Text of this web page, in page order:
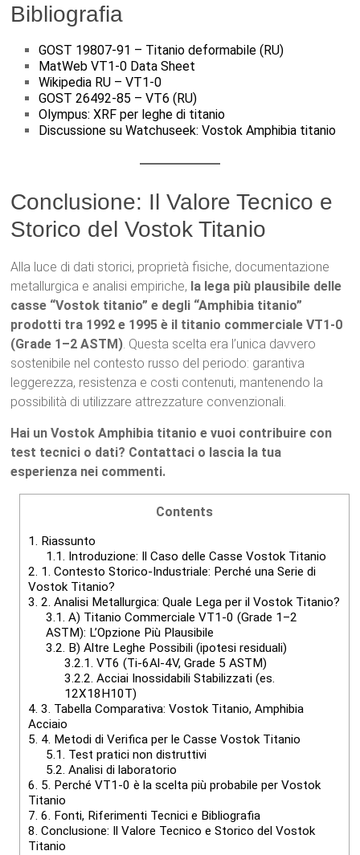
Bibliografia
GOST 19807-91 – Titanio deformabile (RU)
MatWeb VT1-0 Data Sheet
Wikipedia RU – VT1-0
GOST 26492-85 – VT6 (RU)
Olympus: XRF per leghe di titanio
Discussione su Watchuseek: Vostok Amphibia titanio
Conclusione: Il Valore Tecnico e
Storico del Vostok Titanio
Alla luce di dati storici, proprietà fisiche, documentazione
metallurgica e analisi empiriche, la lega più plausibile delle
casse “Vostok titanio” e degli “Amphibia titanio”
prodotti tra 1992 e 1995 è il titanio commerciale VT1-0
(Grade 1–2 ASTM). Questa scelta era l’unica davvero
sostenibile nel contesto russo del periodo: garantiva
leggerezza, resistenza e costi contenuti, mantenendo la
possibilità di utilizzare attrezzature convenzionali.
Hai un Vostok Amphibia titanio e vuoi contribuire con
test tecnici o dati? Contattaci o lascia la tua
esperienza nei commenti.
Contents
1. Riassunto
1.1. Introduzione: Il Caso delle Casse Vostok Titanio
2. 1. Contesto Storico-Industriale: Perché una Serie di
Vostok Titanio?
3. 2. Analisi Metallurgica: Quale Lega per il Vostok Titanio?
3.1. A) Titanio Commerciale VT1-0 (Grade 1–2
ASTM): L’Opzione Più Plausibile
3.2. B) Altre Leghe Possibili (ipotesi residuali)
3.2.1. VT6 (Ti-6Al-4V, Grade 5 ASTM)
3.2.2. Acciai Inossidabili Stabilizzati (es.
12X18H10T)
4. 3. Tabella Comparativa: Vostok Titanio, Amphibia
Acciaio
5. 4. Metodi di Verifica per le Casse Vostok Titanio
5.1. Test pratici non distruttivi
5.2. Analisi di laboratorio
6. 5. Perché VT1-0 è la scelta più probabile per Vostok
Titanio
7. 6. Fonti, Riferimenti Tecnici e Bibliografia
8. Conclusione: Il Valore Tecnico e Storico del Vostok
Titanio